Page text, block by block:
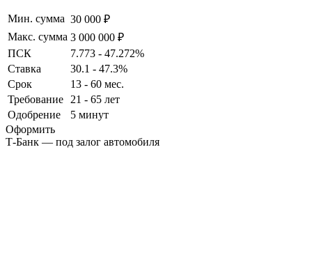
Мин. сумма 30 000 ₽
Макс. сумма 3 000 000 ₽
ПСК
7.773 - 47.272%
Ставка
30.1 - 47.3%
Срок
13 - 60 мес.
Требование
21 - 65 лет
Одобрение
5 минут
Оформить
Т-Банк — под залог автомобиля